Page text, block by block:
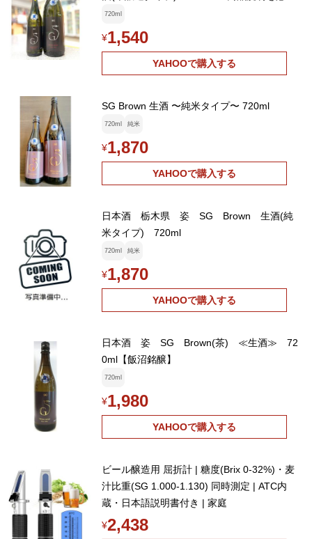
お読みください
720ml
¥1,540
YAHOOで購入する
SG Brown 生酒 〜純米タイプ〜 720ml
720ml 純米
¥1,870
YAHOOで購入する
日本酒 栃木県 姿 SG Brown 生酒(純
米タイプ) 720ml
720ml 純米
¥1,870
YAHOOで購入する
日本酒 姿 SG Brown(茶) ≪生酒≫ 72
0ml【飯沼銘醸】
720ml
¥1,980
YAHOOで購入する
ビール醸造用 屈折計 | 糖度(Brix 0-32%)・麦
汁比重(SG 1.000-1.130) 同時測定 | ATC内
蔵・日本語説明書付き | 家庭
¥2,438